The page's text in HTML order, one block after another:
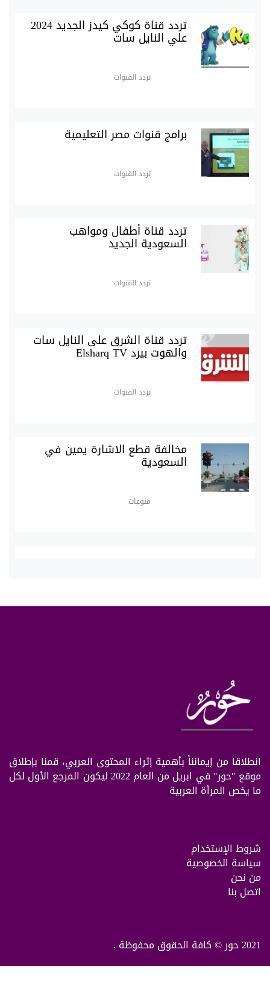
تردد قناة كوكي كيدز الجديد 2024
علي النايل سات
تردد القنوات
برامج قنوات مصر التعليمية
تردد القنوات
تردد قناة أطفال ومواهب
السعودية الجديد
تردد القنوات
تردد قناة الشرق على النايل سات
والهوت بيرد Elsharq TV
تردد القنوات
مخالفة قطع الاشارة يمين في
السعودية
منوعات
انطلاقا من إيمانناً بأهمية إثراء المحتوى العربي، قمنا بإطلاق
موقع "حور" في ابريل من العام 2022 ليكون المرجع الأول لكل
ما يخص المرأة العربية
شروط الإستخدام
سياسة الخصوصية
من نحن
اتصل بنا
2021 حور © كافة الحقوق محفوظة .